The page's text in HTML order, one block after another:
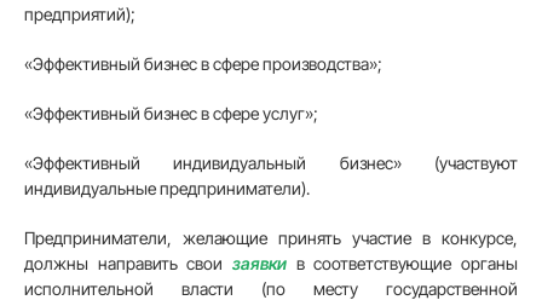
предприятий);
«Эффективный бизнес в сфере производства»;
«Эффективный бизнес в сфере услуг»;
«Эффективный индивидуальный бизнес» (участвуют
индивидуальные предприниматели).
Предприниматели, желающие принять участие в конкурсе,
должны направить свои заявки в соответствующие органы
исполнительной власти (по месту государственной